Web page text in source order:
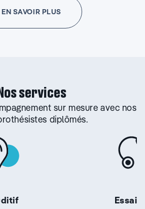
EN SAVOIR PLUS
Nos services
sur mesure avec nos
diplômés.
Essai